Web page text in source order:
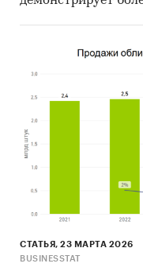
СТАТЬЯ, 23 МАРТА 2026
BUSINESSTAT